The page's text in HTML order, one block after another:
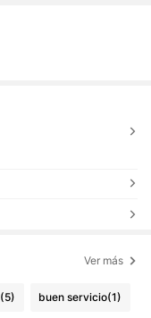
Ver más
(5) buen servicio(1)